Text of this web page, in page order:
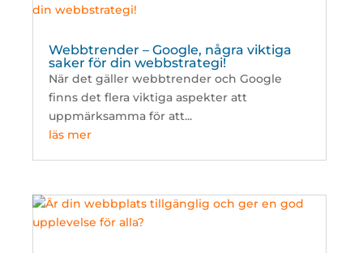
Webbtrender – Google, några viktiga
saker för din webbstrategi!
När det gäller webbtrender och Google
finns det flera viktiga aspekter att
uppmärksamma för att...
läs mer